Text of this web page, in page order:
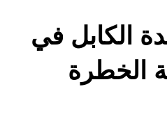
الكابل في
الخطرة